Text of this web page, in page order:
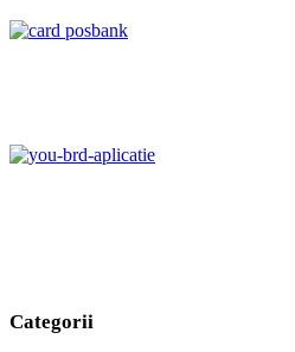
si
parola
Categorii